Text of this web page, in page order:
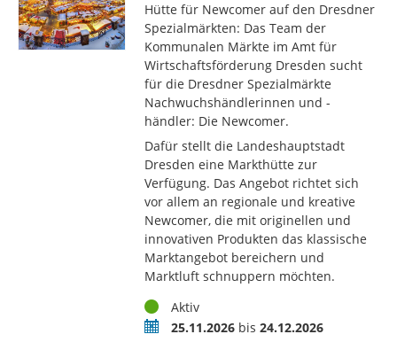
Hütte für Newcomer auf den Dresdner
Spezialmärkten: Das Team der
Kommunalen Märkte im Amt für
Wirtschaftsförderung Dresden sucht
für die Dresdner Spezialmärkte
Nachwuchshändlerinnen und -
händler: Die Newcomer.
Dafür stellt die Landeshauptstadt
Dresden eine Markthütte zur
Verfügung. Das Angebot richtet sich
vor allem an regionale und kreative
Newcomer, die mit originellen und
innovativen Produkten das klassische
Marktangebot bereichern und
Marktluft schnuppern möchten.
StatusAktiv
Termin25.11.2026bis 24.12.2026